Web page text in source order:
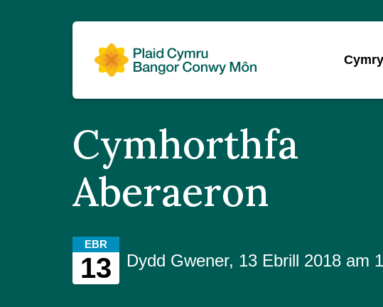
Cymhorthfa
Aberaeron
EBR
13 Dydd Gwener, 13 Ebrill 2018 am